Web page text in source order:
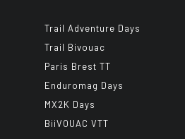
Trail Adventure Days
Trail Bivouac
Paris Brest TT
Enduromag Days
MX2K Days
BiiVOUAC VTT